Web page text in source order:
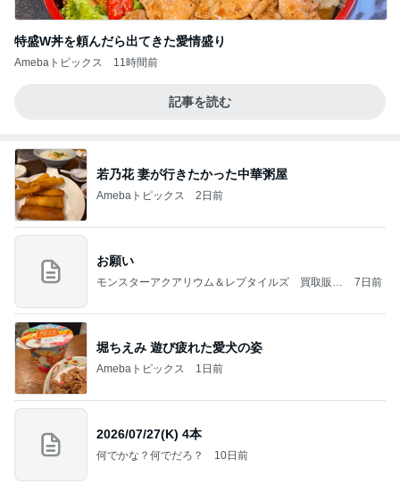
特盛W丼を頼んだら出てきた愛情盛り
Amebaトピックス 11時間前
記事を読む
若乃花 妻が行きたかった中華粥屋
Amebaトピックス 2日前
お願い
モンスターアクアリウム＆レプタイルズ 買取販売
7日前
堀ちえみ 遊び疲れた愛犬の姿
Amebaトピックス 1日前
2026/07/27(K) 4本
何でかな？何でだろ？ 10日前